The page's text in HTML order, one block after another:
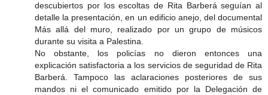
descubiertos por los escoltas de Rita Barberá seguían al
detalle la presentación, en un edificio anejo, del documental
Más allá del muro, realizado por un grupo de músicos
durante su visita a Palestina.
No obstante, los policías no dieron entonces una
explicación satisfactoria a los servicios de seguridad de Rita
Barberá. Tampoco las aclaraciones posteriores de sus
mandos ni el comunicado emitido por la Delegación de